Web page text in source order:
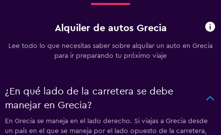
Alquiler de autos Grecia
Lee todo lo que necesitas saber sobre alquilar un auto en Grecia
para ir preparando tu próximo viaje
¿En qué lado de la carretera se debe
manejar en Grecia?
En Grecia se maneja en el lado derecho. Si viajas a Grecia desde
un país en el que se maneja por el lado opuesto de la carretera,